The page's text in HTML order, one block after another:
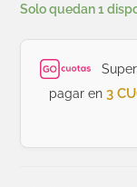
Solo quedan 1
pagar en 3